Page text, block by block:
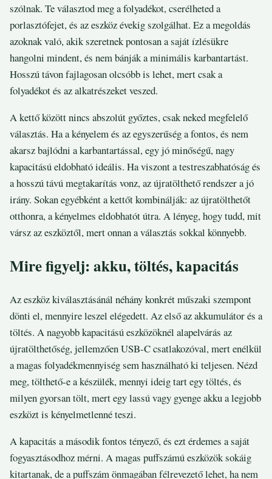
szólnak. Te választod meg a folyadékot, cserélheted a
porlasztófejet, és az eszköz évekig szolgálhat. Ez a megoldás
azoknak való, akik szeretnek pontosan a saját ízlésükre
hangolni mindent, és nem bánják a minimális karbantartást.
Hosszú távon fajlagosan olcsóbb is lehet, mert csak a
folyadékot és az alkatrészeket veszed.
A kettő között nincs abszolút győztes, csak neked megfelelő
választás. Ha a kényelem és az egyszerűség a fontos, és nem
akarsz bajlódni a karbantartással, egy jó minőségű, nagy
kapacitású eldobható ideális. Ha viszont a testreszabhatóság és
a hosszú távú megtakarítás vonz, az újratölthető rendszer a jó
irány. Sokan egyébként a kettőt kombinálják: az újratölthetőt
otthonra, a kényelmes eldobhatót útra. A lényeg, hogy tudd, mit
vársz az eszköztől, mert onnan a választás sokkal könnyebb.
Mire figyelj: akku, töltés, kapacitás
Az eszköz kiválasztásánál néhány konkrét műszaki szempont
dönti el, mennyire leszel elégedett. Az első az akkumulátor és a
töltés. A nagyobb kapacitású eszközöknél alapelvárás az
újratölthetőség, jellemzően USB-C csatlakozóval, mert enélkül
a magas folyadékmennyiség sem használható ki teljesen. Nézd
meg, tölthető-e a készülék, mennyi ideig tart egy töltés, és
milyen gyorsan tölt, mert egy lassú vagy gyenge akku a legjobb
eszközt is kényelmetlenné teszi.
A kapacitás a második fontos tényező, és ezt érdemes a saját
fogyasztásodhoz mérni. A magas puffszámú eszközök sokáig
kitartanak, de a puffszám önmagában félrevezető lehet, ha nem